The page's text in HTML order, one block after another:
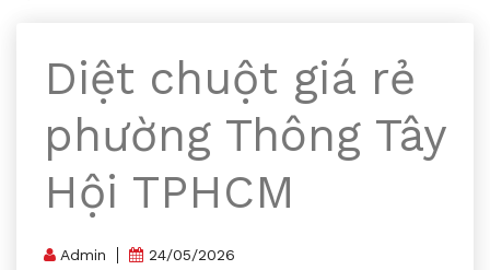
Diệt chuột giá rẻ
phường Thông Tây
Hội TPHCM
Admin 24/05/2026